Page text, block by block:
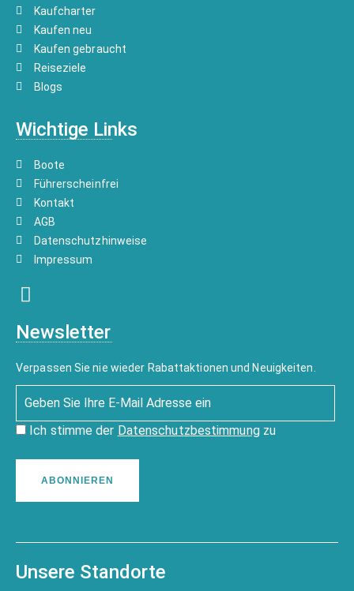
Kaufcharter
Kaufen neu
Kaufen gebraucht
Reiseziele
Blogs
Wichtige Links
Boote
Führerscheinfrei
Kontakt
AGB
Datenschutzhinweise
Impressum
Newsletter
Verpassen Sie nie wieder Rabattaktionen und Neuigkeiten.
Ich stimme der Datenschutzbestimmungzu
ABONNIEREN
Unsere Standorte